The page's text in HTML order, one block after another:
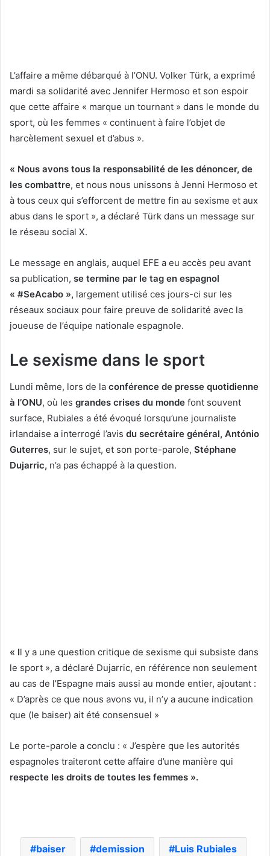
L’affaire a même débarqué à l’ONU. Volker Türk, a exprimé
mardi sa solidarité avec Jennifer Hermoso et son espoir
que cette affaire « marque un tournant » dans le monde du
sport, où les femmes « continuent à faire l’objet de
harcèlement sexuel et d’abus ».
« Nous avons tous la responsabilité de les dénoncer, de
les combattre, et nous nous unissons à Jenni Hermoso et
à tous ceux qui s’efforcent de mettre fin au sexisme et aux
abus dans le sport », a déclaré Türk dans un message sur
le réseau social X.
Le message en anglais, auquel EFE a eu accès peu avant
sa publication, se termine par le tag en espagnol
« #SeAcabo », largement utilisé ces jours-ci sur les
réseaux sociaux pour faire preuve de solidarité avec la
joueuse de l’équipe nationale espagnole.
Le sexisme dans le sport
Lundi même, lors de la conférence de presse quotidienne
à l’ONU, où les grandes crises du monde font souvent
surface, Rubiales a été évoqué lorsqu’une journaliste
irlandaise a interrogé l’avis du secrétaire général, António
Guterres, sur le sujet, et son porte-parole, Stéphane
Dujarric, n’a pas échappé à la question.
« Il y a une question critique de sexisme qui subsiste dans
le sport », a déclaré Dujarric, en référence non seulement
au cas de l’Espagne mais aussi au monde entier, ajoutant :
« D’après ce que nous avons vu, il n’y a aucune indication
que (le baiser) ait été consensuel »
Le porte-parole a conclu : « J’espère que les autorités
espagnoles traiteront cette affaire d’une manière qui
respecte les droits de toutes les femmes ».
baiser demission Luis Rubiales